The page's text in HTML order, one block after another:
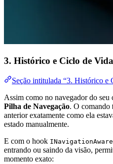
3. Histórico e Ciclo de Vida
Seção intitulada “3. Histórico e
Assim como no navegador do
Pilha de Navegação. O comando
anterior exatamente como ela
estado manualmente.
E com o hook INavigationAware
entrando ou saindo da visão,
momento exato: